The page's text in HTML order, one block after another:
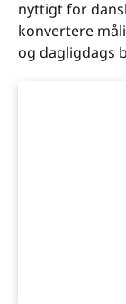
nyttigt for
konvertere
og dagligdags